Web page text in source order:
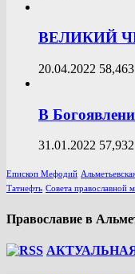
ВЕЛИКИЙ
20.04.2022 58,463
В
31.01.2022 57,932
Епископ Мефодий
Татнефть Совета православной
Православие в